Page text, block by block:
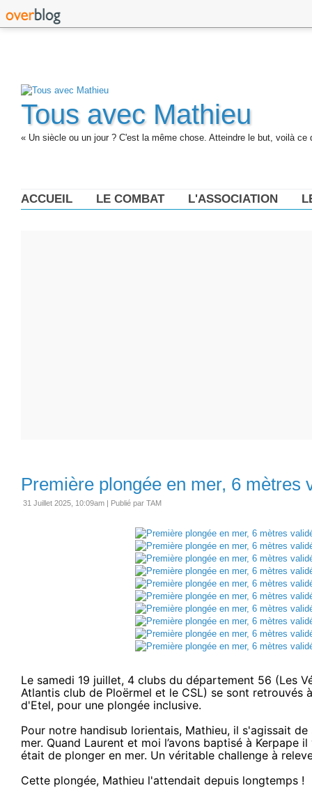
Tous avec Mathieu
« Un siècle ou un jour ? C'est la même chose. Atteindre le but, voilà ce
ACCUEIL LE COMBAT L'ASSOCIATION
Première plongée en mer, 6 mètres
31 Juillet 2025, 10:09am | Publié par TAM
Le samedi 19 juillet, 4 clubs du département 56 (Les
Atlantis club de Ploërmel et le CSL) se sont retrouvés
d'Etel, pour une plongée inclusive.
Pour notre handisub lorientais, Mathieu, il s'agissait
mer. Quand Laurent et moi l’avons baptisé à Kerpape
était de plonger en mer. Un véritable challenge à
Cette plongée, Mathieu l'attendait depuis longtemps !